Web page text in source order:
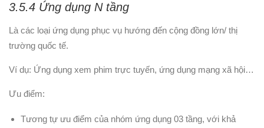
3.5.4 Ứng dụng N tầng
Là các loại ứng dụng phục vụ hướng đến cộng đồng lớn/ thị
trường quốc tế.
Ví dụ: Ứng dụng xem phim trực tuyến, ứng dụng mạng xã hội…
Ưu điểm:
Tương tự ưu điểm của nhóm ứng dụng 03 tầng, với khả